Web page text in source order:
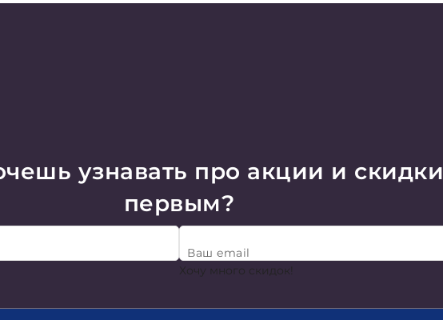
узнавать про акции и скидки
первым?
Ваш email
Хочу много скидок!